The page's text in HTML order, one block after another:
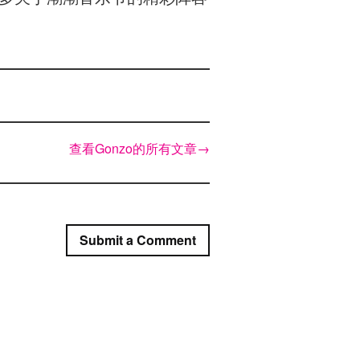
查看Gonzo的所有文章→
Submit a Comment